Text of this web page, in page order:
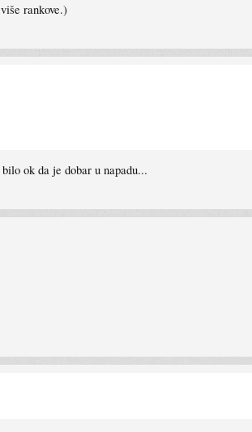
rankove.)
ok da je dobar u napadu...